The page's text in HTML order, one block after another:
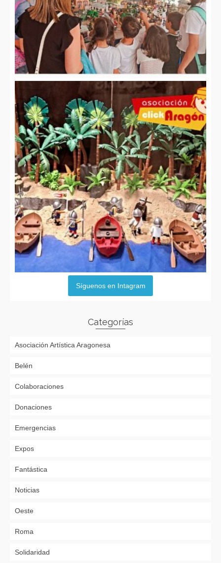
Síguenos en Intagram
Categorías
Asociación Artística Aragonesa
Belén
Colaboraciones
Donaciones
Emergencias
Expos
Fantástica
Noticias
Oeste
Roma
Solidaridad